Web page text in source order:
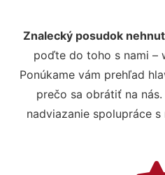
Znalecký posudok
poďte do toho s nami –
Ponúkame vám prehľad
prečo sa obrátiť na
nadviazanie spolupráce